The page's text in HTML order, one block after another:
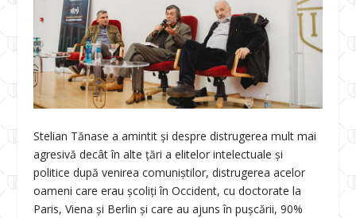
Stelian Tănase a amintit și despre distrugerea mult mai
agresivă decât în alte țări a elitelor intelectuale și
politice după venirea comuniștilor, distrugerea acelor
oameni care erau școliți în Occident, cu doctorate la
Paris, Viena și Berlin și care au ajuns în pușcării, 90%